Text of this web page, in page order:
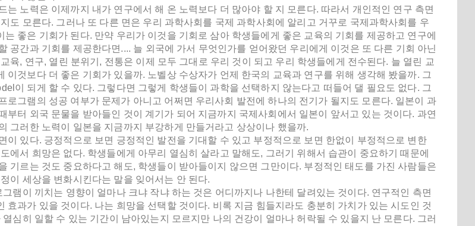
는 노력은 이제까지 내가 연구에서 해 온 노력보다 더 많아야 할 지 모른다. 따라서 개인적인 연구 측면
도 모른다. 그러나 또 다른 면은 우리 과학사회를 국제 과학사회에 알리고 거꾸로 국제과학사회를 우
는 좋은 기회가 된다. 만약 우리가 이것을 기회로 삼아 학생들에게 좋은 교육의 기회를 제공하고 연구에
공간과 기회를 제공한다면.... 늘 외국에 가서 무엇인가를 얻어왔던 우리에게 이것은 또 다른 기회 아닌
육, 연구, 열린 분위기, 전통은 이제 모두 그대로 우리 것이 되고 우리 학생들에게 전수된다. 늘 열린 교
이것보다 더 좋은 기회가 있을까. 노벨상 수상자가 언제 한국의 교육과 연구를 위해 생각해 봤을까. 그
이 되게 할 수 있다. 그렇다면 그렇게 학생들이 과학을 선택하지 않는다고 떠들어 댈 필요도 없다. 그
로그램의 성공 여부가 문제가 아니고 어쩌면 우리사회 발전에 하나의 전기가 될지도 모른다. 일본이 과
부터 외국 문물을 받아들인 것이 계기가 되어 지금까지 국제사회에서 일본이 앞서고 있는 것이다. 과연
그러한 노력이 일본을 지금까지 부강하게 만들거라고 상상이나 했을까.
이 있다. 긍정적으로 보면 긍정적인 발전을 기대할 수 있고 부정적으로 보면 한없이 부정적으로 변한
에서 희망은 없다. 학생들에게 아무리 열심히 살라고 말해도, 그러기 위해서 습관이 중요하기 때문에
기르는 것도 중요하다고 해도, 학생들이 받아들이지 않으면 그만이다. 부정적인 태도를 가진 사람들은
이 세상을 변화시킨다는 말을 잊어서는 안 된다.
램이 끼치는 영향이 얼마나 크냐 작냐 하는 것은 어디까지나 나한테 달려있는 것이다. 연구적인 측면
효과가 있을 것이다. 나는 희망을 선택할 것이다. 비록 지금 힘들지라도 충분히 가치가 있는 시도인 것
심히 일할 수 있는 기간이 남아있는지 모르지만 나의 건강이 얼마나 허락될 수 있을지 난 모른다. 그러